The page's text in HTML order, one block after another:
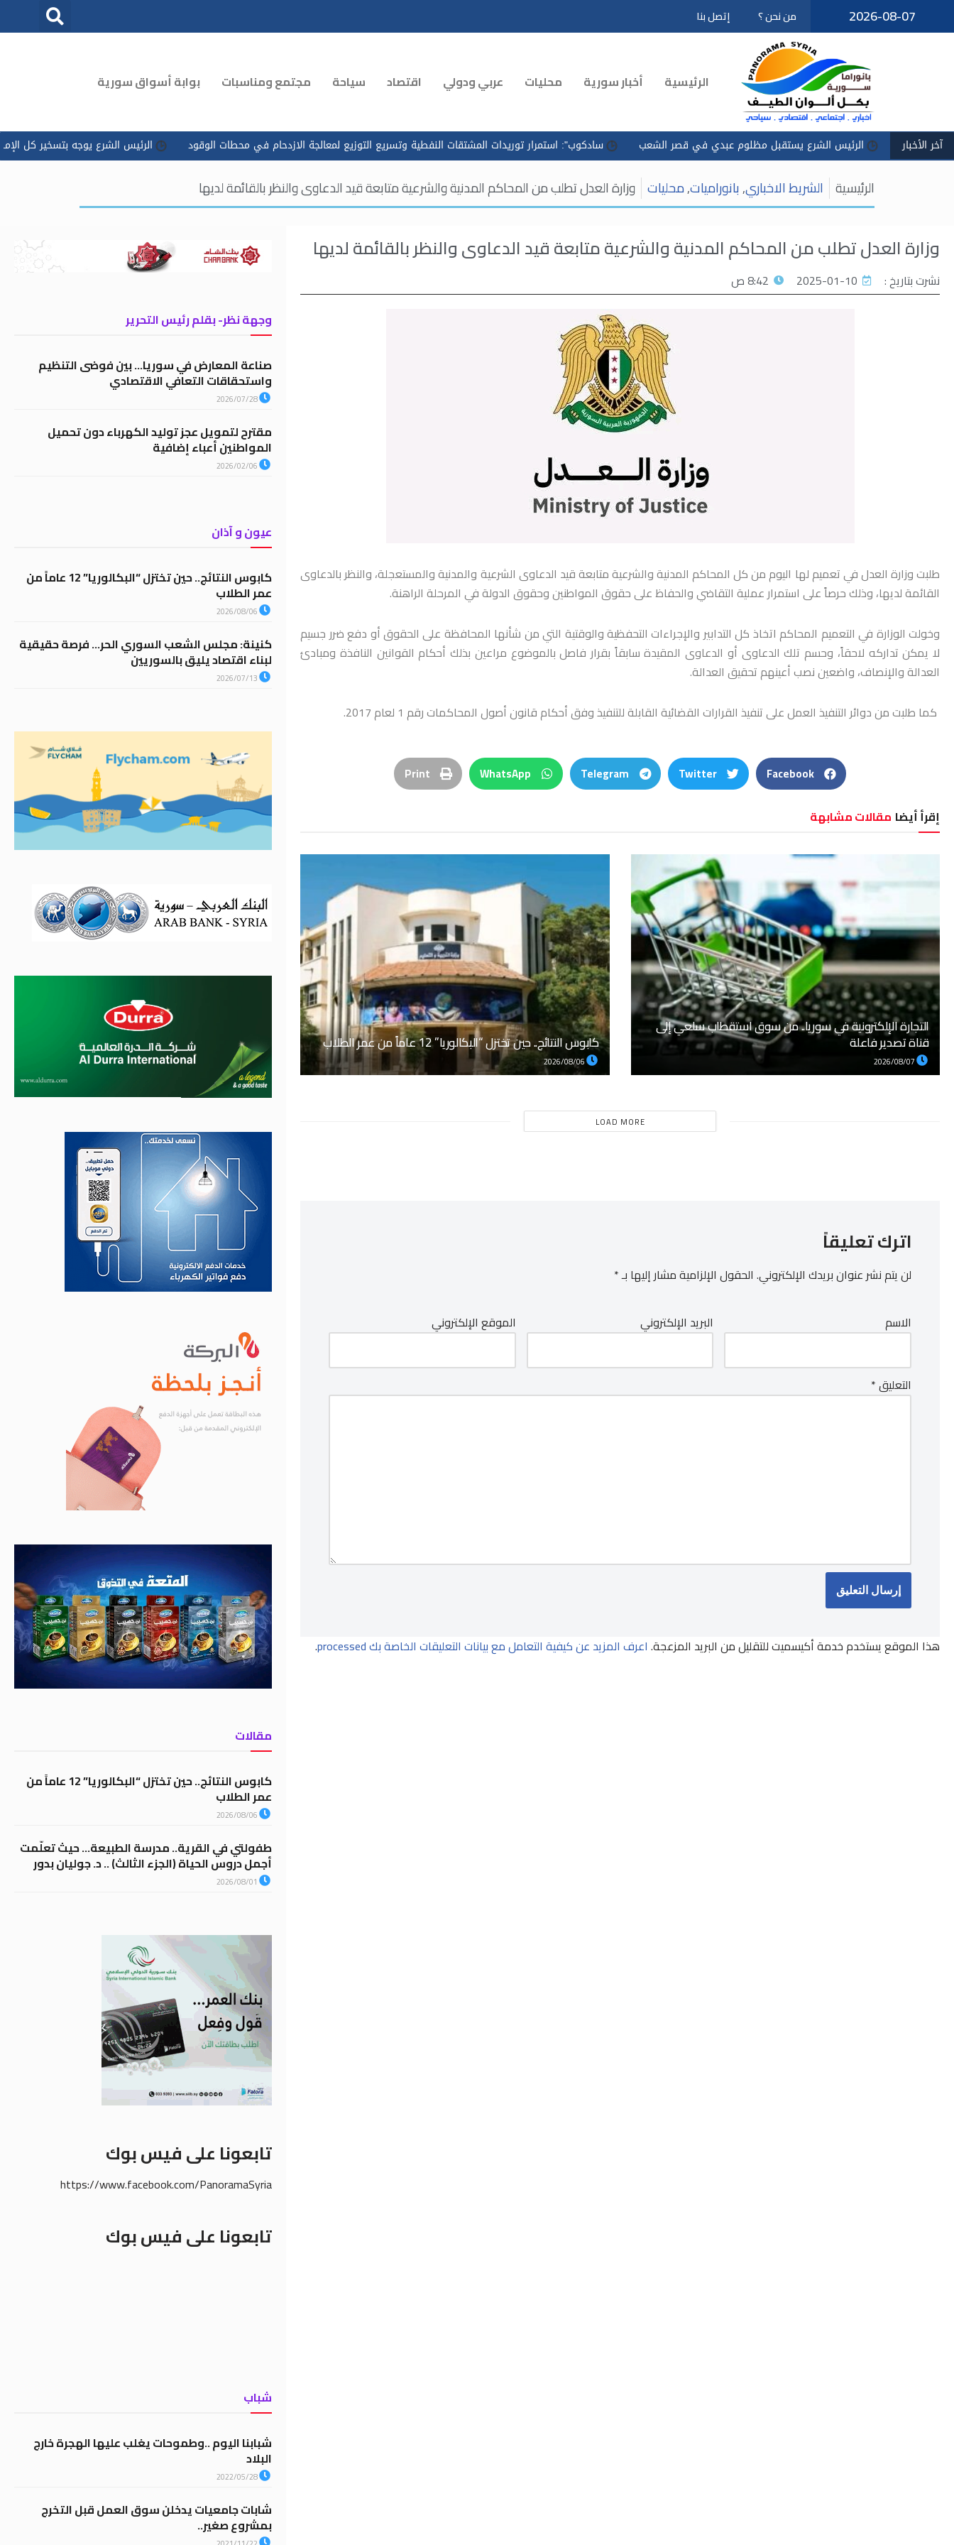
تخطى
2026-08-07 من نحن ؟ إتصل بنا
الرئيسية أخبار سورية محليات عربي ودولي اقتصاد سياحة مجتمع ومناسبات بوابة أسواق سورية
آخر الأخبارالرئيس الشرع يستقبل مظلوم عبدي في قصر الشعب سادكوب": استمرار توريدات المشتقات النفطية وتسريع التوزيع لمعالجة الازدحام في محطات الوقود الرئيس الشرع يوجه بتسخير كل الإمكانات
الرئيسية الشريط الاخباري,بانوراميات,محليات وزارة العدل تطلب من المحاكم المدنية والشرعية متابعة قيد الدعاوى والنظر ‏بالقائمة لديها
وزارة العدل تطلب من المحاكم المدنية والشرعية متابعة قيد الدعاوى والنظر ‏بالقائمة لديها
نشرت بتاريخ : 2025-01-10 8:42 ص
طلبت وزارة العدل في تعميم لها اليوم من كل المحاكم المدنية والشرعية ‏متابعة قيد الدعاوى الشرعية والمدنية والمستعجلة، والنظر بالدعاوى
القائمة ‏لديها، وذلك حرصاً على استمرار عملية التقاضي والحفاظ على حقوق ‏المواطنين وحقوق الدولة في المرحلة الراهنة.‏
‏وخولت الوزارة في التعميم المحاكم اتخاذ كل ‏التدابير والإجراءات التحفظية والوقتية التي من شأنها المحافظة على الحقوق ‏أو دفع ضرر جسيم
لا يمكن تداركه لاحقاً، وحسم تلك الدعاوى أو الدعاوى ‏المقيدة سابقاً بقرار فاصل بالموضوع مراعين بذلك أحكام القوانين النافذة ‏ومبادئ
العدالة والإنصاف، واضعين نصب أعينهم تحقيق العدالة.‏
‏ ‏كما طلبت من دوائر التنفيذ العمل على تنفيذ القرارات القضائية القابلة للتنفيذ ‏وفق أحكام قانون أصول المحاكمات رقم 1 لعام 2017.‏
Facebook
Twitter
Telegram
WhatsApp
Print
إقرأ أيضا مقالات مشابهة
التجارة الإلكترونية في سوريا.. من سوق استقطاب سلعي إلى
قناة تصدير فاعلة كابوس النتائج.. حين تختزل “البكالوريا” 12 عاماً من عمر الطلاب
LOAD MORE
اترك تعليقاً
لن يتم نشر عنوان بريدك الإلكتروني. الحقول الإلزامية مشار إليها بـ*
الاسم البريد الإلكتروني الموقع الإلكتروني
التعليق*
هذا الموقع يستخدم خدمة أكيسميت للتقليل من البريد المزعجة. اعرف المزيد عن كيفية التعامل مع بيانات التعليقات الخاصة بك processed .
وجهة نظر- بقلم رئيس التحرير
صناعة المعارض في سوريا… بين فوضى التنظيم
واستحقاقات التعافي الاقتصادي
2026/07/28
مقترح لتمويل عجز توليد الكهرباء دون تحميل
المواطنين أعباء إضافية
2026/02/06
عيون و آذان
كابوس النتائج.. حين تختزل “البكالوريا” 12 عاماً من
عمر الطلاب
2026/08/06
كنينة: مجلس الشعب السوري الحر… فرصة حقيقية
لبناء اقتصاد يليق بالسوريين
2026/07/13
مقالات
كابوس النتائج.. حين تختزل “البكالوريا” 12 عاماً من
عمر الطلاب
2026/08/06
طفولتي في القرية.. مدرسة الطبيعة… حيث تعلّمت
أجمل دروس الحياة (الجزء الثالث) .. د. جوليان بدور
2026/08/01
تابعونا على فيس بوك
https://www.facebook.com/PanoramaSyria
تابعونا على فيس بوك
شباب
شبابنا اليوم ..وطموحات يغلب عليها الهجرة خارج
البلاد
2022/05/28
شابات جامعيات يدخلن سوق العمل قبل التخرج
بمشروع صغير..